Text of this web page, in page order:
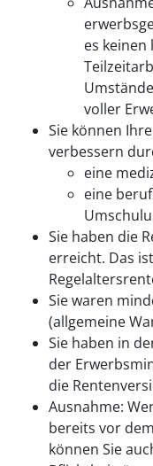
es
voller
Sie können
verbessern
eine
eine
Sie haben die
erreicht. Das
Sie waren
(allgemeine
Sie haben in
der
die
Ausnahme:
bereits vor
können Sie